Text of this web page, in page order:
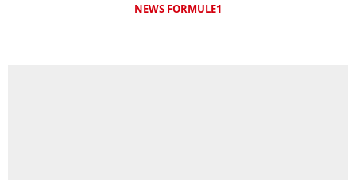
NEWS FORMULE1